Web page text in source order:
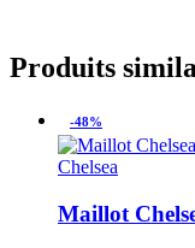
Produits
-48%
Chelsea
Maillot